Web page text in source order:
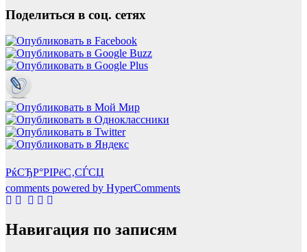
Поделиться в соц. сетях
РќСЂР°РІРёС‚СЃСЏ
comments powered by HyperComments
Навигация по записям